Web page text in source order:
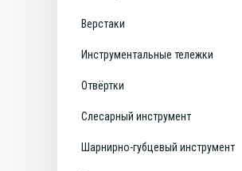
Верстаки
Инструментальные тележки
Отвёртки
Слесарный инструмент
Шарнирно-губцевый инструмент